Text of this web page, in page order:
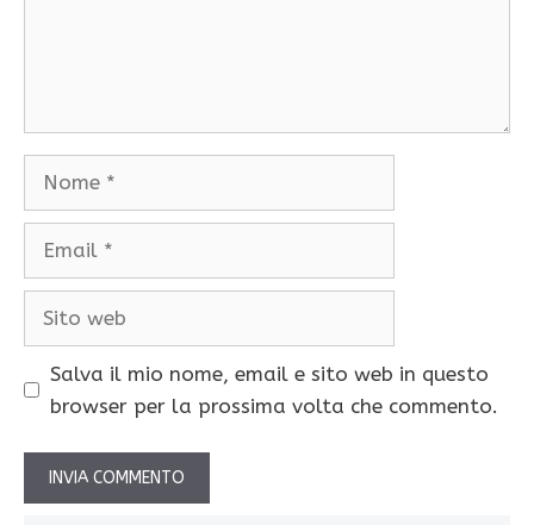
Salva il mio nome, email e sito web in questo
browser per la prossima volta che commento.